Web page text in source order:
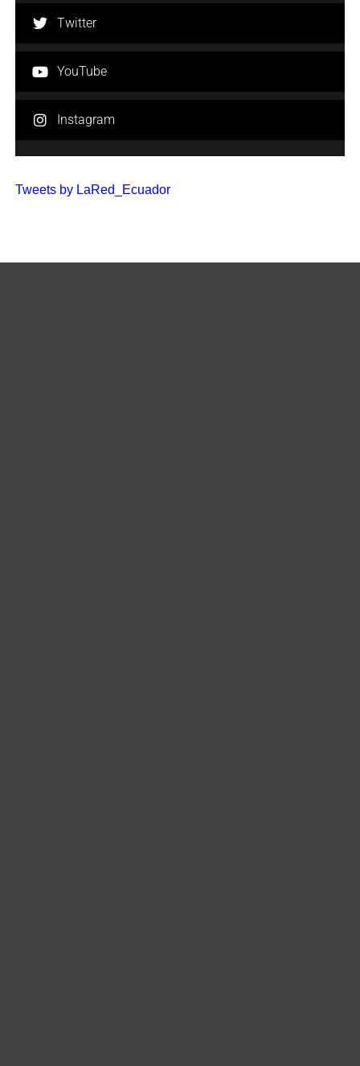
Twitter
YouTube
Instagram
Tweets by LaRed_Ecuador